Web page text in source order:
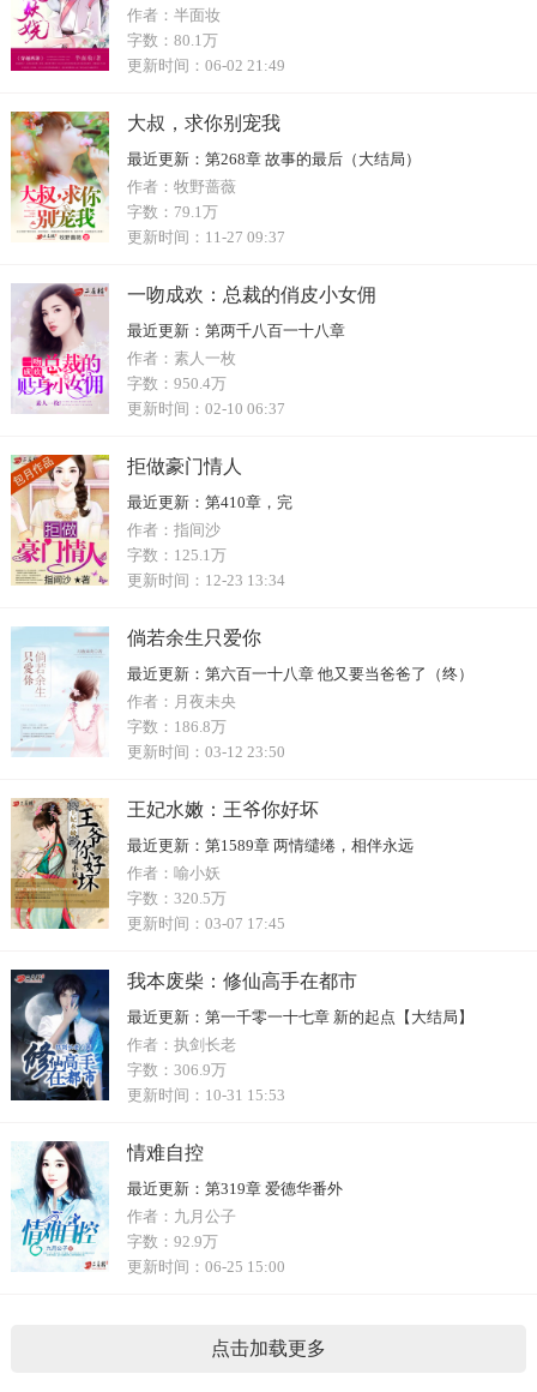
作者： 半面妆
字数： 80.1万
更新时间： 06-02 21:49
大叔，求你别宠我
最近更新： 第268章 故事的最后（大结局）
作者： 牧野蔷薇
字数： 79.1万
更新时间： 11-27 09:37
一吻成欢：总裁的俏皮小女佣
最近更新： 第两千八百一十八章
作者： 素人一枚
字数： 950.4万
更新时间： 02-10 06:37
拒做豪门情人
最近更新： 第410章，完
作者： 指间沙
字数： 125.1万
更新时间： 12-23 13:34
倘若余生只爱你
最近更新： 第六百一十八章 他又要当爸爸了（终）
作者： 月夜未央
字数： 186.8万
更新时间： 03-12 23:50
王妃水嫩：王爷你好坏
最近更新： 第1589章 两情缱绻，相伴永远
作者： 喻小妖
字数： 320.5万
更新时间： 03-07 17:45
我本废柴：修仙高手在都市
最近更新： 第一千零一十七章 新的起点【大结局】
作者： 执剑长老
字数： 306.9万
更新时间： 10-31 15:53
情难自控
最近更新： 第319章 爱德华番外
作者： 九月公子
字数： 92.9万
更新时间： 06-25 15:00
点击加载更多